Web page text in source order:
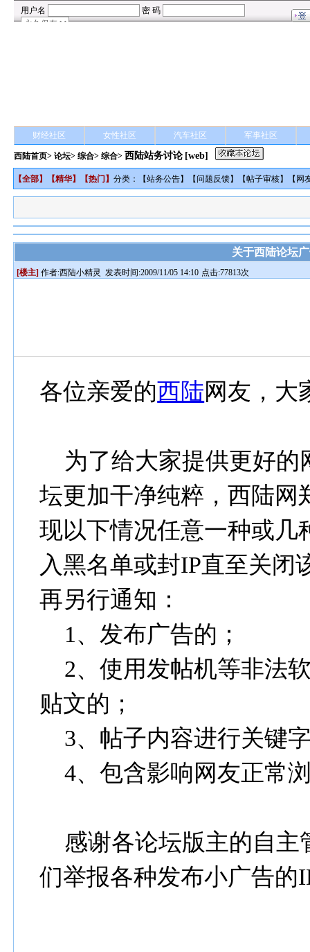
财经社区 女性社区 汽车社区 军事社区
西陆首页>论坛>综合> 综合> 西陆站务讨论 [web]
【全部】【精华】【热门 】分类：【站务公告】【问题反馈】【帖子审核】【 网
关于西陆论坛
[楼主] 作者:西陆小精灵 发表时间:2009/11/05 14:10 点击:77813次
各位亲爱的西陆网友，大
为了给大家提供更好的
坛更加干净纯粹，西陆网
现以下情况任意一种或几
入黑名单或封IP直至关闭
再另行通知：
1、发布广告的；
2、使用发帖机等非法
贴文的；
3、帖子内容进行关键
4、包含影响网友正常
感谢各论坛版主的自主
们举报各种发布小广告的